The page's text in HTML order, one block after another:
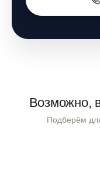
Возможно,
Подберём